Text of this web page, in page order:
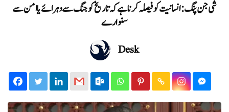
شی جن پنگ: انسانیت کو فیصلہ کرنا ہے کہ تاریخ کو جنگ سے دہرائے یا امن سے
سنوارے
Desk